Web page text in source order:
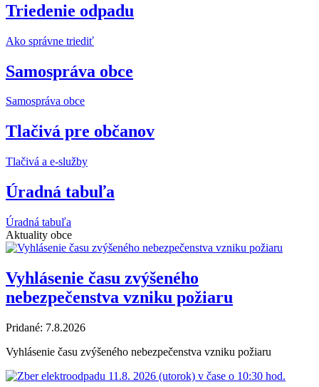
Triedenie odpadu
Ako správne triediť
Samospráva obce
Samospráva obce
Tlačivá pre občanov
Tlačivá a e-služby
Úradná tabuľa
Úradná tabuľa
Aktuality obce
Vyhlásenie času zvýšeného
nebezpečenstva vzniku požiaru
Pridané: 7.8.2026
Vyhlásenie času zvýšeného nebezpečenstva vzniku požiaru